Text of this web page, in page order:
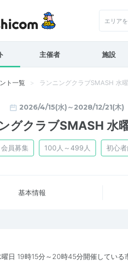
エリア
主催者 施設
ト一覧 ランニングクラブSMASH 水
2026/4/15(水)～2028/12/21(木)
グクラブSMASH 水
員募集 100人～499人 初心
基本情報
日 19時15分～20時45分開催している